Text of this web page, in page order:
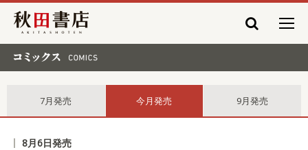
秋田書店
7月発売 今月発売 9月発売
8月6日発売